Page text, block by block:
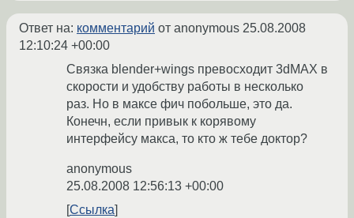
Ответ на: комментарий от anonymous 25.08.2008
12:10:24 +00:00
Связка blender+wings превосходит 3dMAX в
скорости и удобству работы в несколько
раз. Но в максе фич побольше, это да.
Конечн, если привык к корявому
интерфейсу макса, то кто ж тебе доктор?
anonymous
25.08.2008 12:56:13 +00:00
Ссылка